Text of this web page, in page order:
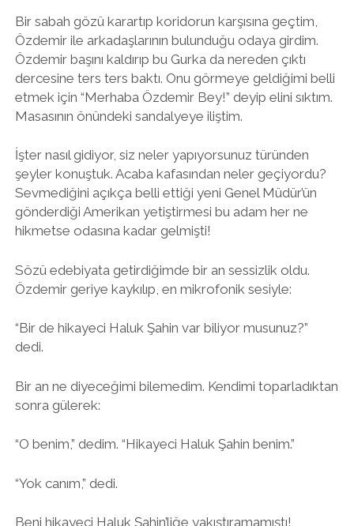
Bir sabah gözü karartıp koridorun karşısına geçtim,
Özdemir ile arkadaşlarının bulunduğu odaya girdim.
Özdemir başını kaldırıp bu Gurka da nereden çıktı
dercesine ters ters baktı. Onu görmeye geldiğimi belli
etmek için “Merhaba Özdemir Bey!” deyip elini sıktım.
Masasının önündeki sandalyeye iliştim.
İşter nasıl gidiyor, siz neler yapıyorsunuz türünden
şeyler konuştuk. Acaba kafasından neler geçiyordu?
Sevmediğini açıkça belli ettiği yeni Genel Müdür’ün
gönderdiği Amerikan yetiştirmesi bu adam her ne
hikmetse odasına kadar gelmişti!
Sözü edebiyata getirdiğimde bir an sessizlik oldu.
Özdemir geriye kaykılıp, en mikrofonik sesiyle:
“Bir de hikayeci Haluk Şahin var biliyor musunuz?”
dedi.
Bir an ne diyeceğimi bilemedim. Kendimi toparladıktan
sonra gülerek:
“O benim,” dedim. “Hikayeci Haluk Şahin benim.”
“Yok canım,” dedi.
Beni hikayeci Haluk Şahin’liğe yakıştıramamıştı!